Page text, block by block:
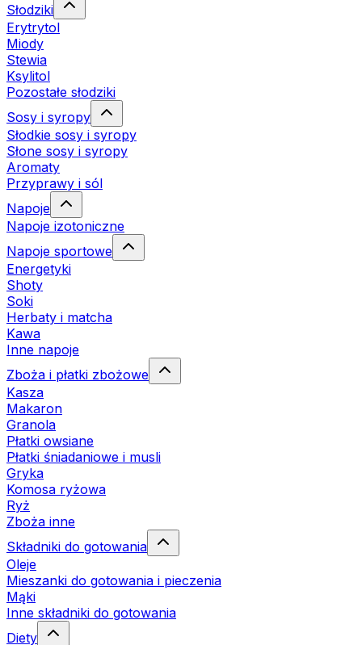
Słodziki
Erytrytol
Miody
Stewia
Ksylitol
Pozostałe słodziki
Sosy i syropy
Słodkie sosy i syropy
Słone sosy i syropy
Aromaty
Przyprawy i sól
Napoje
Napoje izotoniczne
Napoje sportowe
Energetyki
Shoty
Soki
Herbaty i matcha
Kawa
Inne napoje
Zboża i płatki zbożowe
Kasza
Makaron
Granola
Płatki owsiane
Płatki śniadaniowe i musli
Gryka
Komosa ryżowa
Ryż
Zboża inne
Składniki do gotowania
Oleje
Mieszanki do gotowania i pieczenia
Mąki
Inne składniki do gotowania
Diety